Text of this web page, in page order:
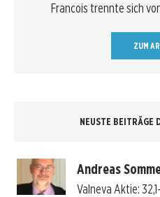
Francois trennte sich
ZUM
NEUSTE BEITRÄGE
Andreas
Valneva Aktie: